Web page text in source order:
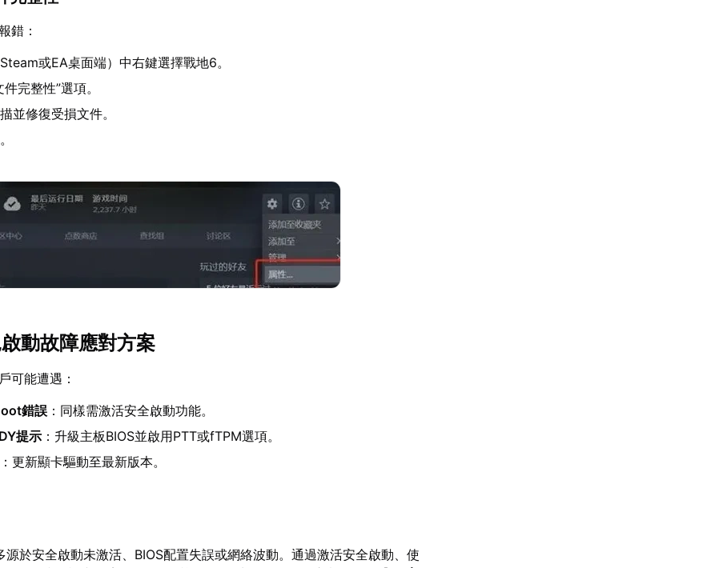
錯：
或EA桌面端）中右鍵選擇戰地6。
完整性”選項。
並修復受損文件。
動故障應對方案
可能遭遇：
錯誤 ：同樣需激活安全啟動功能。
提示 ：升級主板BIOS並啟用PTT或fTPM選項。
：更新顯卡驅動至最新版本。
源於安全啟動未激活、BIOS配置失誤或網絡波動。通過激活安全啟動、使